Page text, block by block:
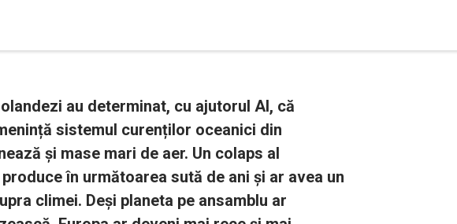
au determinat, cu ajutorul AI, că
sistemul curenților oceanici din
și mase mari de aer. Un colaps al
în următoarea sută de ani și ar avea un
climei. Deși planeta pe ansamblu ar